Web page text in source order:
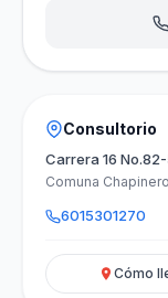
Consultorio
Carrera 16
Comuna
6015301270
Cómo